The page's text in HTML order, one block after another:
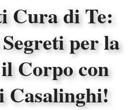
Cura di Te:
per la
Corpo con
Casalinghi!